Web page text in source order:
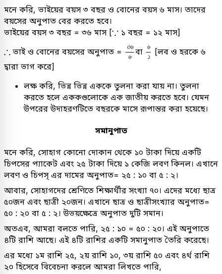
মনে করি, ভাইয়ের বয়স ৩ বছর ও বোনের বয়স ৬ মাস। তাদের
বয়সের অনুপাত বের করতে হবে।
ভাইয়ের বয়স ৩ বছর = ৩৬ মাস [∵
∵ ১ বছর = ১২ মাস]
∴
∴ ভাই ও বোনের বয়সের অনুপাত = ৩৬
৬
৩৬
বা ৬
১
৬
[লব ও হরকে ৬
দ্বারা ভাগ করে]
লক্ষ করি, ভিন্ন ভিন্ন এককে তুলনা করা যায় না। তুলনা
করতে হলে এককগুলোকে এক জাতীয় করতে হবে। যেমন
উপরের উদাহরণটিতে বছরকে মাসে রূপান্তর করা হয়েছে।
সমানুপাত
মনে করি, সোহাগ কোনো দোকান থেকে ১০ টাকা দিয়ে একটি
চিপসের প্যাকেট এবং ২৫ টাকা দিয়ে ১ কেজি লবণ কিনল। এখানে
লবণ ও চিপস্ এর দামের অনুপাত= ২৫ : ১০ বা ৫ : ২।
আবার, সোহাগদের শ্রেণিতে শিক্ষার্থীর সংখ্যা ৭০। এদের মধ্যে ছাত্র
৫০জন এবং ছাত্রী ২০জন। এখানে ছাত্র ও ছাত্রীসংখ্যার অনুপাত=
৫০ : ২০ বা ৫ : ২। উভয়ক্ষেত্রে অনুপাত দুটি সমান।
অতএব, আমরা বলতে পারি, ২৫ : ১০ = ৫০ : ২০। এই অনুপাতে
৪টি রাশি আছে। এই ৪টি রাশির একটি সমানুপাত তৈরি করেছে।
এর মধ্যে ১ম রাশি ২৫, ২য় রাশি ১০, ৩য় রাশি ৫০ এবং ৪র্থ রাশি
২০ হিসেবে বিবেচনা করলে আমরা লিখতে পারি,